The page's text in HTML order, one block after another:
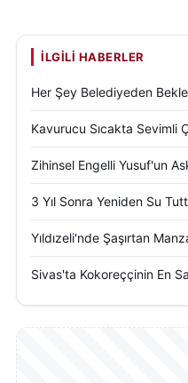
İLGILI HABERLER
Her Şey Belediyeden
Kavurucu Sıcakta Sevimli
Zihinsel Engelli Yusuf'un
3 Yıl Sonra Yeniden Su
Yıldızeli'nde Şaşırtan
Sivas'ta Kokoreççinin En